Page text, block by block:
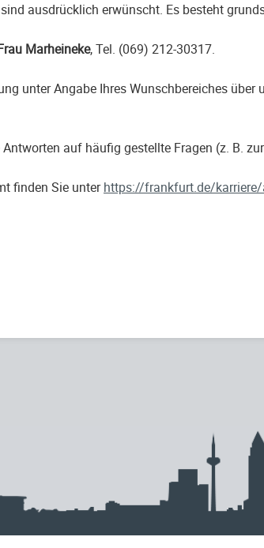
ausdrücklich erwünscht. Es besteht
Marheineke, Tel. (069) 212-30317.
unter Angabe Ihres Wunschbereiches
auf häufig gestellte Fragen (z. B.
finden Sie unterhttps://frankfurt.de/